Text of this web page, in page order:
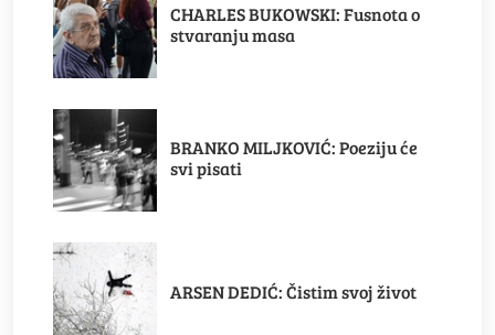
CHARLES BUKOWSKI: Fusnota o
stvaranju masa
BRANKO MILJKOVIĆ: Poeziju će
svi pisati
ARSEN DEDIĆ: Čistim svoj život